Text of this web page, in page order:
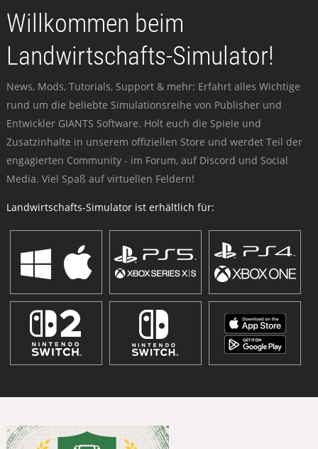
Willkommen beim
Landwirtschafts-Simulator!
News, Mods, Tutorials, Support & mehr: Erfahrt alles Wichtige
rund um die beliebte Simulationsreihe von Publisher und
Entwickler GIANTS Software. Holt euch die Spiele und
Zusatzinhalte in unserem offiziellen Store und werdet Teil der
engagierten Community - im Forum, auf Discord und Social
Media. Viel Spaß auf virtuellen Feldern!
Landwirtschafts-Simulator ist erhältlich für: